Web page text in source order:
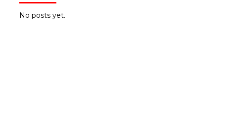
No posts yet.